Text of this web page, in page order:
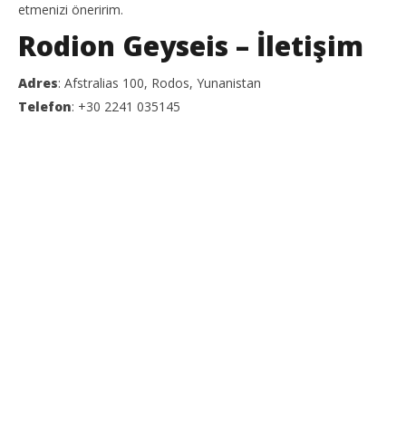
etmenizi öneririm.
Rodion Geyseis – İletişim
Adres: Afstralias 100, Rodos, Yunanistan
Telefon: +30 2241 035145